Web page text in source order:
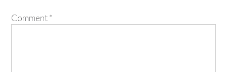
Comment*